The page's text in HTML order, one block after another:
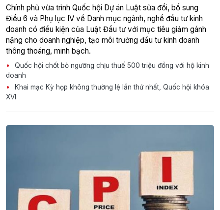
Chính phủ vừa trình Quốc hội Dự án Luật sửa đổi, bổ sung
Điều 6 và Phụ lục IV về Danh mục ngành, nghề đầu tư kinh
doanh có điều kiện của Luật Đầu tư với mục tiêu giảm gánh
nặng cho doanh nghiệp, tạo môi trường đầu tư kinh doanh
thông thoáng, minh bạch.
Quốc hội chốt bỏ ngưỡng chịu thuế 500 triệu đồng với hộ kinh
doanh
Khai mạc Kỳ họp không thường lệ lần thứ nhất, Quốc hội khóa
XVI